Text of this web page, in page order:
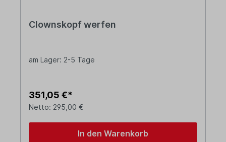
Clownskopf werfen
am Lager: 2-5 Tage
351,05 €*
Netto: 295,00 €
In den Warenkorb